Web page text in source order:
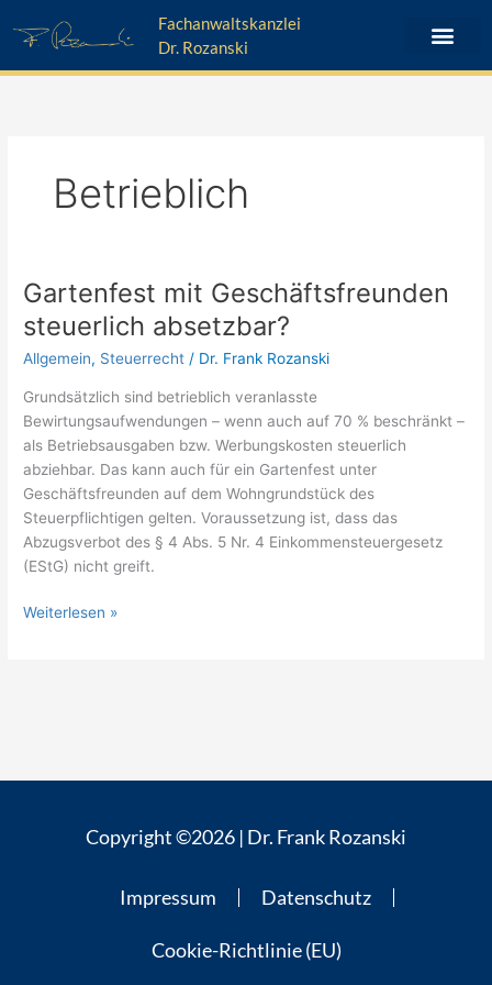
Inhalt
Fachanwaltskanzlei
Dr. Rozanski
Betrieblich
Gartenfest mit Geschäftsfreunden
steuerlich absetzbar?
Allgemein, Steuerrecht / Dr. Frank Rozanski
Grundsätzlich sind betrieblich veranlasste
Bewirtungsaufwendungen – wenn auch auf 70 % beschränkt –
als Betriebsausgaben bzw. Werbungskosten steuerlich
abziehbar. Das kann auch für ein Gartenfest unter
Geschäftsfreunden auf dem Wohngrundstück des
Steuerpflichtigen gelten. Voraussetzung ist, dass das
Abzugsverbot des § 4 Abs. 5 Nr. 4 Einkommensteuergesetz
(EStG) nicht greift.
Gartenfest
Geschäftsfreunden
steuerlich
Weiterlesen »
Copyright ©2026 | Dr. Frank Rozanski
Impressum Datenschutz
Cookie-Richtlinie (EU)